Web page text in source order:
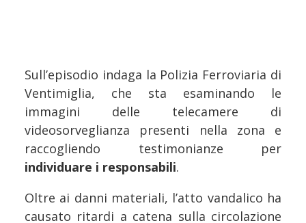
Sull’episodio indaga la Polizia Ferroviaria di
Ventimiglia, che sta esaminando le
immagini delle telecamere di
videosorveglianza presenti nella zona e
raccogliendo testimonianze per
individuare i responsabili.
Oltre ai danni materiali, l’atto vandalico ha
causato ritardi a catena sulla circolazione